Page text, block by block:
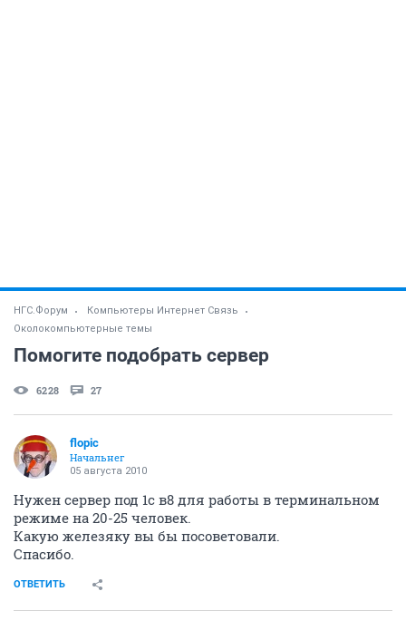
НГС.Форум
Компьютеры Интернет Связь
Околокомпьютерные темы
Помогите подобрать сервер
6228 27
flopic
Начальнег
05 августа 2010
Нужен сервер под 1с в8 для работы в терминальном
режиме на 20-25 человек.
Какую железяку вы бы посоветовали.
Спасибо.
ОТВЕТИТЬ